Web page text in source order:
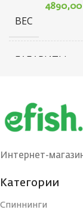
4890,00
ВЕС
ГАБАРИТЫ
УДИЛИЩА
БРЕНД
КОЛИЧЕСТВО
ВЕРШИНОК
Интернет-
Категории
Спиннинги